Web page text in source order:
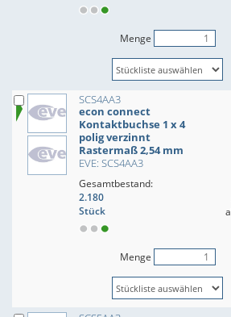
Menge
SCS4AA3
econ connect
Kontaktbuchse 1 x 4
polig verzinnt
Rastermaß 2,54 mm
EVE: SCS4AA3
Gesamtbestand:
2.180
Stück
Menge